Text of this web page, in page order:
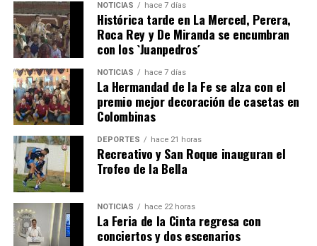
SEXTA CORRIDA DE LAS FIESTAS COLOMBINAS
2026
hace 4 días· Huelvatv
NOTICIAS hace 7 días
Histórica tarde en La Merced, Perera,
Roca Rey y De Miranda se encumbran
con los `Juanpedros´
NOTICIAS hace 7 días
La Hermandad de la Fe se alza con el
premio mejor decoración de casetas en
Colombinas
DEPORTES hace 21 horas
Recreativo y San Roque inauguran el
Trofeo de la Bella
NOTICIAS hace 22 horas
La Feria de la Cinta regresa con
conciertos y dos escenarios